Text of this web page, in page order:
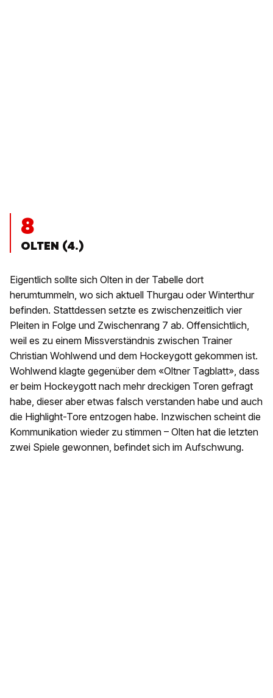
8
OLTEN (4.)
Eigentlich sollte sich Olten in der Tabelle dort
herumtummeln, wo sich aktuell Thurgau oder Winterthur
befinden. Stattdessen setzte es zwischenzeitlich vier
Pleiten in Folge und Zwischenrang 7 ab. Offensichtlich,
weil es zu einem Missverständnis zwischen Trainer
Christian Wohlwend und dem Hockeygott gekommen ist.
Wohlwend klagte gegenüber dem «Oltner Tagblatt», dass
er beim Hockeygott nach mehr dreckigen Toren gefragt
habe, dieser aber etwas falsch verstanden habe und auch
die Highlight-Tore entzogen habe. Inzwischen scheint die
Kommunikation wieder zu stimmen – Olten hat die letzten
zwei Spiele gewonnen, befindet sich im Aufschwung.